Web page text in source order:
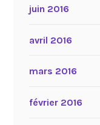
juin 2016
avril 2016
mars 2016
février 2016